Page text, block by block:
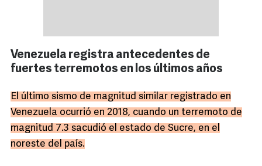
Venezuela registra antecedentes de
fuertes terremotos en los últimos años
El último sismo de magnitud similar registrado en
Venezuela ocurrió en 2018, cuando un terremoto de
magnitud 7.3 sacudió el estado de Sucre, en el
noreste del país.